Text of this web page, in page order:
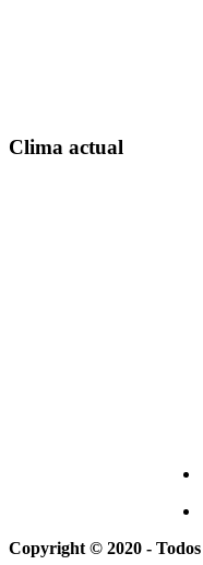
Clima actual
Copyright © 2020 - Todos